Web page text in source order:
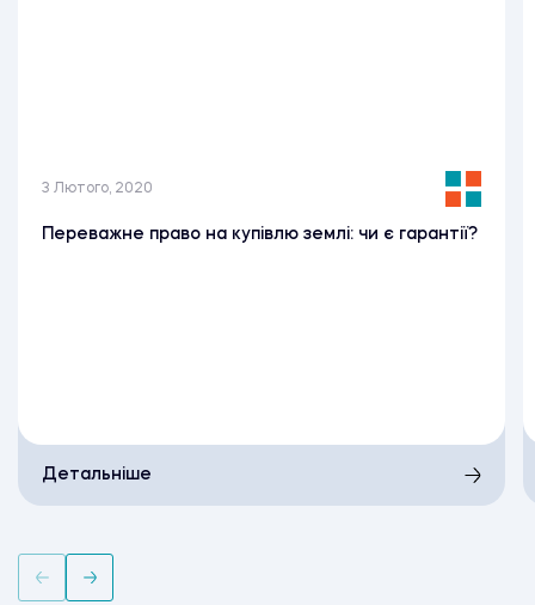
3 Лютого, 2020
Переважне право на купівлю землі: чи є гарантії?
Детальніше